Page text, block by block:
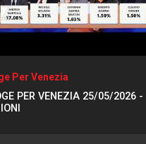
Per Venezia
PER VENEZIA 25/05/2026 -